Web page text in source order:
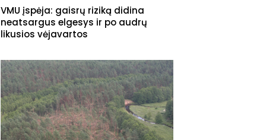
VMU įspėja: gaisrų riziką didina
neatsargus elgesys ir po audrų
likusios vėjavartos